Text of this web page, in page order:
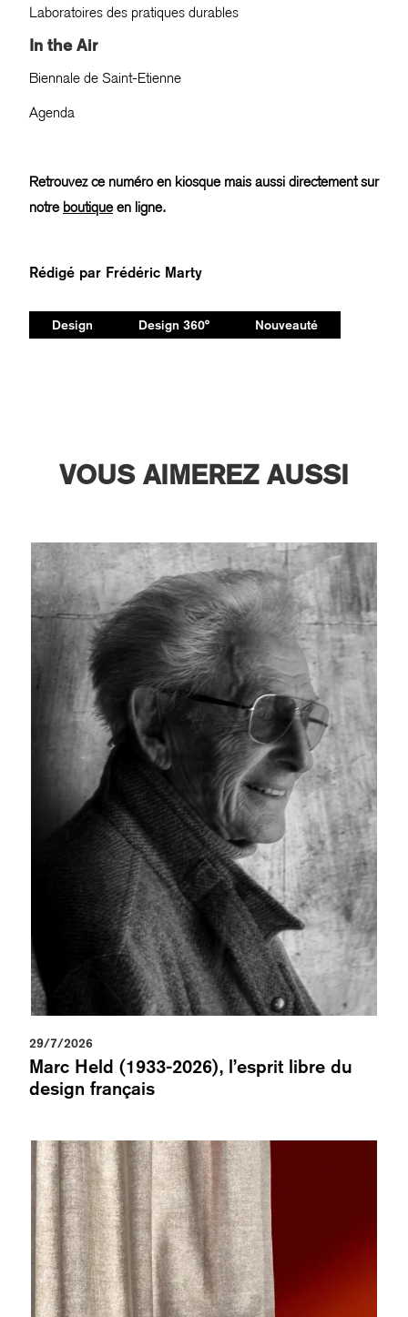
Laboratoires des pratiques durables
In the Air
Biennale de Saint-Etienne
Agenda
Retrouvez ce numéro en kiosque mais aussi directement sur
notre boutiqueen ligne.
Rédigé par Frédéric Marty
Design Design 360° Nouveauté
VOUS AIMEREZ AUSSI
29/7/2026
Marc Held (1933-2026), l’esprit libre du
design français